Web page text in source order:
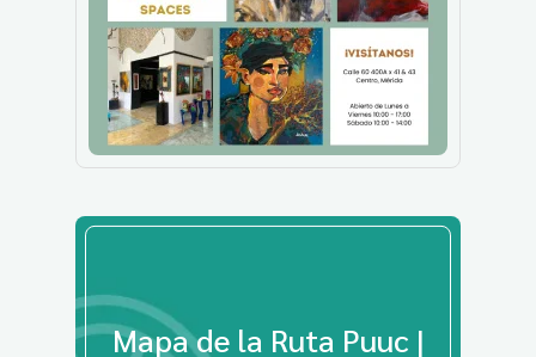
Mapa de la Ruta Puuc |